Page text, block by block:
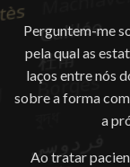
Perguntem-me
pela qual as
laços entre nós
sobre a forma
a
Ao tratar